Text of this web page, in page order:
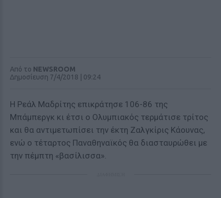
Από το NEWSROOM
Δημοσίευση 7/4/2018 | 09:24
Η Ρεάλ Μαδρίτης επικράτησε 106-86 της
Μπάμπεργκ κι έτσι ο Ολυμπιακός τερμάτισε τρίτος
και θα αντιμετωπίσει την έκτη Ζαλγκίρις Κάουνας,
ενώ ο τέταρτος Παναθηναϊκός θα διασταυρώθει με
την πέμπτη «βασίλισσα».